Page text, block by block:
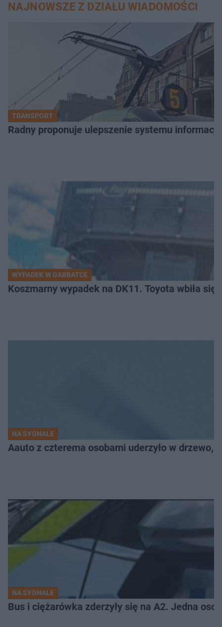
NAJNOWSZE Z DZIAŁU WIADOMOŚCI
TRANSPORT
Radny proponuje ulepszenie systemu
WYPADEK W GARBATCE
Koszmarny wypadek na DK11. Toyota wbiła się
NA SYGNALE
Aauto z czterema osobami uderzyło w drzewo,
NA SYGNALE
Bus i ciężarówka zderzyły się na A2. Jedna